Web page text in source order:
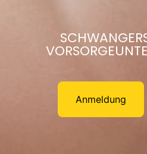
Anmeldung